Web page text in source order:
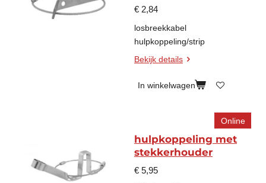
€ 2,84
losbreekkabel
hulpkoppeling/strip
Bekijk details
In winkelwagen
Online
hulpkoppeling met
stekkerhouder
€ 5,95